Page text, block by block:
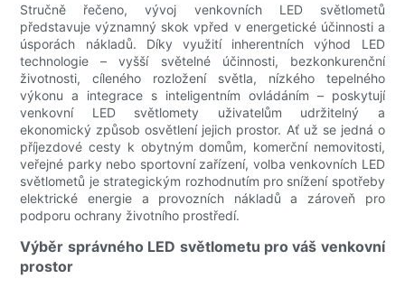
Stručně řečeno, vývoj venkovních LED světlometů
představuje významný skok vpřed v energetické účinnosti a
úsporách nákladů. Díky využití inherentních výhod LED
technologie – vyšší světelné účinnosti, bezkonkurenční
životnosti, cíleného rozložení světla, nízkého tepelného
výkonu a integrace s inteligentním ovládáním – poskytují
venkovní LED světlomety uživatelům udržitelný a
ekonomický způsob osvětlení jejich prostor. Ať už se jedná o
příjezdové cesty k obytným domům, komerční nemovitosti,
veřejné parky nebo sportovní zařízení, volba venkovních LED
světlometů je strategickým rozhodnutím pro snížení spotřeby
elektrické energie a provozních nákladů a zároveň pro
podporu ochrany životního prostředí.
Výběr správného LED světlometu pro váš venkovní
prostor